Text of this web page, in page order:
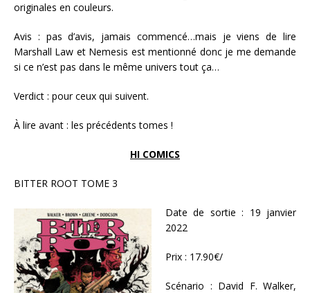
originales en couleurs.
Avis : pas d’avis, jamais commencé…mais je viens de lire
Marshall Law et Nemesis est mentionné donc je me demande
si ce n’est pas dans le même univers tout ça…
Verdict : pour ceux qui suivent.
À lire avant : les précédents tomes !
HI COMICS
BITTER ROOT TOME 3
Date de sortie : 19 janvier
2022
Prix : 17.90€/
Scénario : David F. Walker,